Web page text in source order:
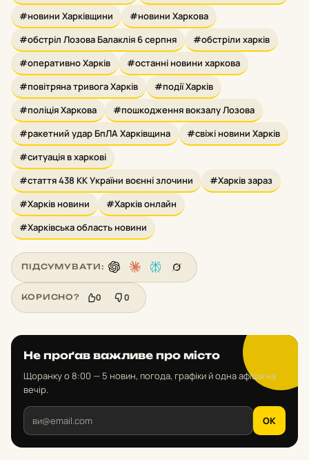
#новини Харківщини
#новини Харкова
#обстріл Лозова Балаклія 6 серпня
#обстріли харків
#оперативно Харків
#останні новини харкова
#повітряна тривога Харків
#події Харків
#поліція Харкова
#пошкодження вокзалу Лозова
#ракетний удар БпЛА Харківщина
#свіжі новини Харків
#ситуація в харкові
#стаття 438 КК України воєнні злочини
#Харків зараз
#Харків новини
#Харків онлайн
#Харківська область новини
ПІДСУМУВАТИ:
КОРИСНО? 0 0
Не проґав важливе про місто
Щоранку о 8:00 — 5 новин, погода, графіки й одна афіша на
вечір.
OK